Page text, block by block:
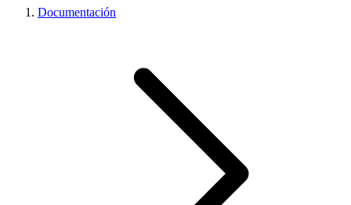
Documentación